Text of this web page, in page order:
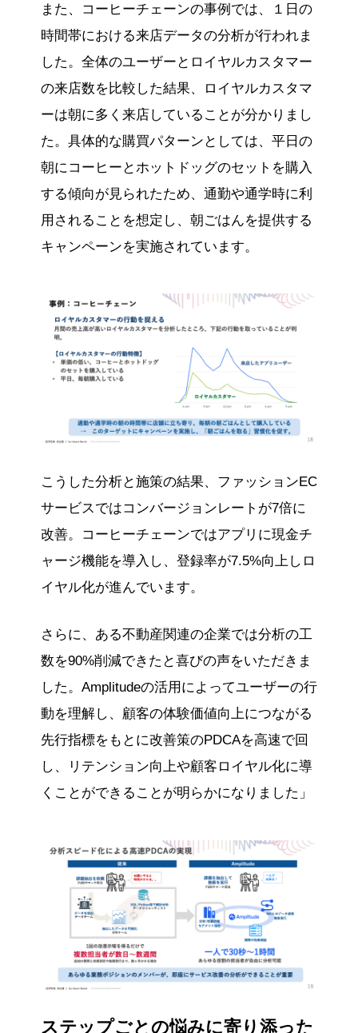
また、コーヒーチェーンの事例では、１日の
時間帯における来店データの分析が行われま
した。全体のユーザーとロイヤルカスタマー
の来店数を比較した結果、ロイヤルカスタマ
ーは朝に多く来店していることが分かりまし
た。具体的な購買パターンとしては、平日の
朝にコーヒーとホットドッグのセットを購入
する傾向が見られたため、通勤や通学時に利
用されることを想定し、朝ごはんを提供する
キャンペーンを実施されています。
こうした分析と施策の結果、ファッションEC
サービスではコンバージョンレートが7倍に
改善。コーヒーチェーンではアプリに現金チ
ャージ機能を導入し、登録率が7.5%向上しロ
イヤル化が進んでいます。
さらに、ある不動産関連の企業では分析の工
数を90%削減できたと喜びの声をいただきま
した。Amplitudeの活用によってユーザーの行
動を理解し、顧客の体験価値向上につながる
先行指標をもとに改善策のPDCAを高速で回
し、リテンション向上や顧客ロイヤル化に導
くことができることが明らかになりました」
ステップごとの悩みに寄り添った